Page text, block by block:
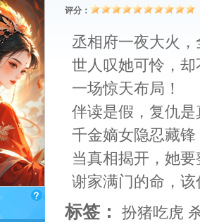
评分：
丞相府一夜大火
世人叹她可怜，
一场惊天布局！
伴读是假，复仇是
千金嫡女隐忍藏
当真相揭开，她
谢家满门的命，
标签： 扮猪吃虎